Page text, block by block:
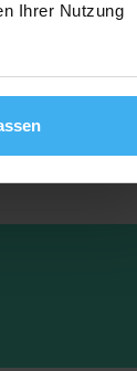
Ihrer Nutzung